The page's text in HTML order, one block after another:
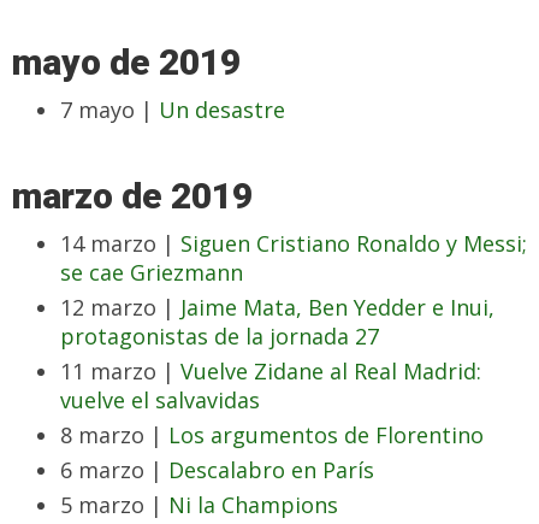
mayo de 2019
7 mayo | Un desastre
marzo de 2019
14 marzo | Siguen Cristiano Ronaldo y Messi;
se cae Griezmann
12 marzo | Jaime Mata, Ben Yedder e Inui,
protagonistas de la jornada 27
11 marzo | Vuelve Zidane al Real Madrid:
vuelve el salvavidas
8 marzo | Los argumentos de Florentino
6 marzo | Descalabro en París
5 marzo | Ni la Champions